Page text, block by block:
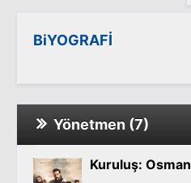
BiYOGRAFİ
Yönetmen (7)
Kuruluş: Osman